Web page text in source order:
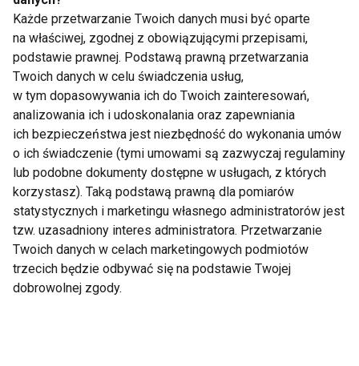
koszulki z motywującymi napisami. Dobrym
pomysłem jest również kupienie sportowej torby
czy szybkoschnącego ręcznika z mikrofibry.
Platforma wibracyjna
Platforma wibracyjna Vibrostation do użytku
domowego to nowość na polskim rynku fitness.
Działanie tego rodzaju platformy opiera się na
systemie drgań przechylno – osiowych. Oznacza to,
że wystarczy na niej stanąć, aby wibracje pobudziły
wszystkie partie mięśniowe do pracy. Podczas
jednego, 30-minutowego treningu złożonego z
Każde przetwarzanie Twoich danych musi być oparte
na właściwej, zgodnej z obowiązującymi przepisami,
podstawie prawnej. Podstawą prawną przetwarzania
Twoich danych w celu świadczenia usług,
w tym dopasowywania ich do Twoich zainteresowań,
analizowania ich i udoskonalania oraz zapewniania
ich bezpieczeństwa jest niezbędność do wykonania umów
o ich świadczenie (tymi umowami są zazwyczaj regulaminy
lub podobne dokumenty dostępne w usługach, z których
korzystasz). Taką podstawą prawną dla pomiarów
statystycznych i marketingu własnego administratorów jest
tzw. uzasadniony interes administratora. Przetwarzanie
Twoich danych w celach marketingowych podmiotów
trzecich będzie odbywać się na podstawie Twojej
dobrowolnej zgody.